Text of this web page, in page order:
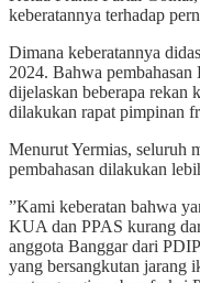
keberatannya terhadap
Dimana keberatannya
2024. Bahwa
dijelaskan beberapa rekan
dilakukan rapat pimpinan
Menurut Yermias, seluruh
pembahasan dilakukan
”Kami keberatan bahwa
KUA dan PPAS kurang
anggota Banggar dari
yang bersangkutan jarang